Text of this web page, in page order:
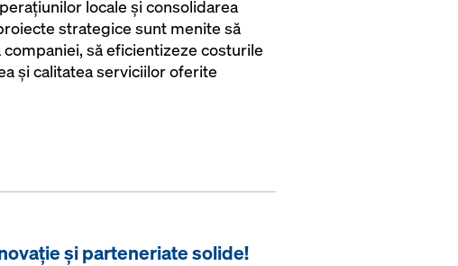
locale și consolidarea
strategice sunt menite să
să eficientizeze costurile
și calitatea serviciilor oferite
și parteneriate solide!